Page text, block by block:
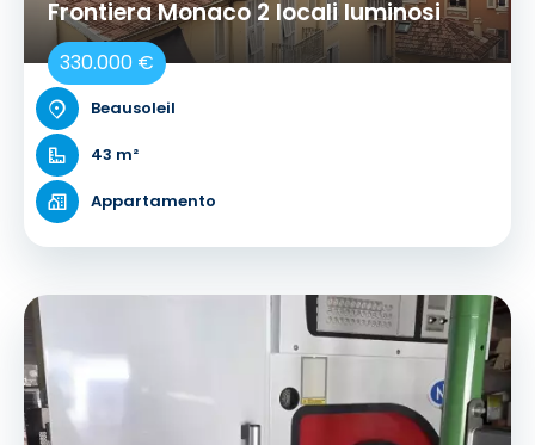
Frontiera Monaco 2 locali luminosi
330.000 €
Beausoleil
43 m²
Appartamento